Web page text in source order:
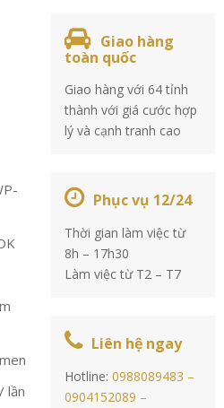
lần
Giao hàng
toàn quốc
Giao hàng với 64 tỉnh
thành với giá cước hợp
lý và cạnh tranh cao
Phục vụ 12/24
Thời gian làm việc từ
8h – 17h30
Làm việc từ T2 – T7
Liên hệ ngay
Hotline:0988089483 –
0904152089 –